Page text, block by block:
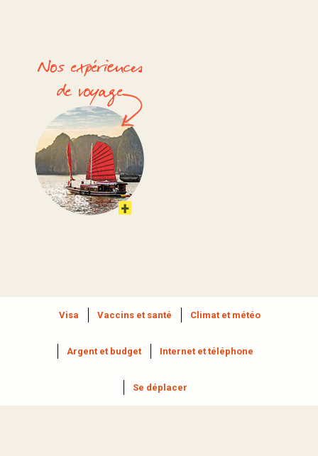
Visa Vaccins et santé Climat et météo
Argent et budget Internet et téléphone
Se déplacer